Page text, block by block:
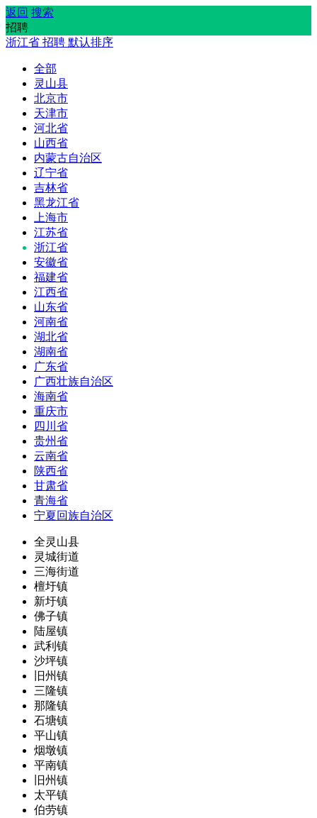
返回 搜索
招聘
浙江省 招聘 默认排序
全部
灵山县
北京市
天津市
河北省
山西省
内蒙古自治区
辽宁省
吉林省
黑龙江省
上海市
江苏省
浙江省
安徽省
福建省
江西省
山东省
河南省
湖北省
湖南省
广东省
广西壮族自治区
海南省
重庆市
四川省
贵州省
云南省
陕西省
甘肃省
青海省
宁夏回族自治区
全灵山县
灵城街道
三海街道
檀圩镇
新圩镇
佛子镇
陆屋镇
武利镇
沙坪镇
旧州镇
三隆镇
那隆镇
石塘镇
平山镇
烟墩镇
平南镇
旧州镇
太平镇
伯劳镇